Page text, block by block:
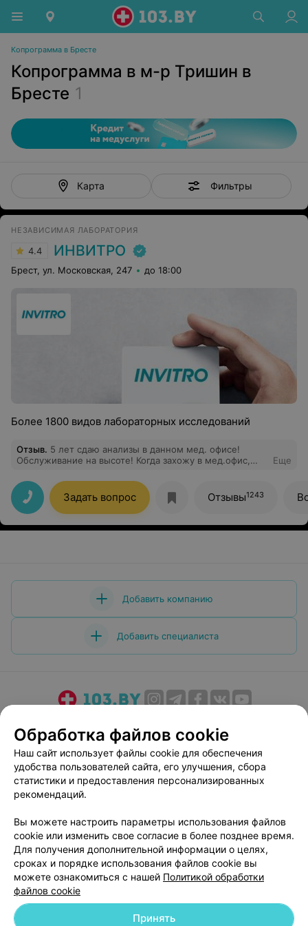
Копрограмма в Бресте
Копрограмма в м-р Тришин в
Бресте 1
Карта Фильтры
НЕЗАВИСИМАЯ ЛАБОРАТОРИЯ
4.4 ИНВИТРО
Брест, ул. Московская, 247 до 18:00
Более 1800 видов лабораторных исследований
Отзыв. 5 лет сдаю анализы в данном мед. офисе!
Обслуживание на высоте! Когда захожу в мед.офис,
Спасибо за ваш труд.
Еще
Задать вопрос Отзывы1243
Добавить компанию
Добавить специалиста
Медицинский маркетинг
Публичный договор
Пользовательское соглашение
Способы оплаты
Вакансии
Партнеры
Написать руководителю 103.by
Персональные настройки cookie
Обработка персональных данных
Обработка файлов cookie
Наш сайт использует файлы cookie для обеспечения
удобства пользователей сайта, его улучшения, сбора
статистики и предоставления персонализированных
рекомендаций.
Вы можете настроить параметры использования файлов
cookie или изменить свое согласие в более позднее время.
Для получения дополнительной информации о целях,
сроках и порядке использования файлов cookie вы
можете ознакомиться с нашей Политикой обработки
файлов cookie
Принять